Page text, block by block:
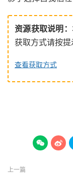
资源获取说明：
获取方式请按提
查看获取方式
 
上一篇